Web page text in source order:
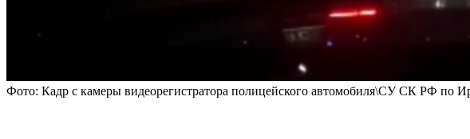
Фото: Кадр с камеры видеорегистратора полицейского автомобиля\СУ СК РФ по